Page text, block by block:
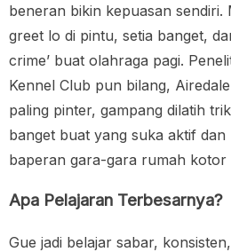
beneran bikin kepuasan
greet lo di pintu, setia banget,
crime’ buat olahraga pagi.
Kennel Club pun bilang,
paling pinter, gampang dilatih
banget buat yang suka aktif dan
baperan gara-gara rumah kotor
Apa Pelajaran Terbesarnya?
Gue jadi belajar sabar,